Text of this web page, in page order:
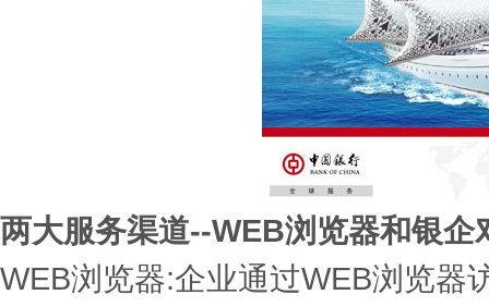
两大服务渠道--WEB浏览器和银企
WEB浏览器:企业通过WEB浏览器